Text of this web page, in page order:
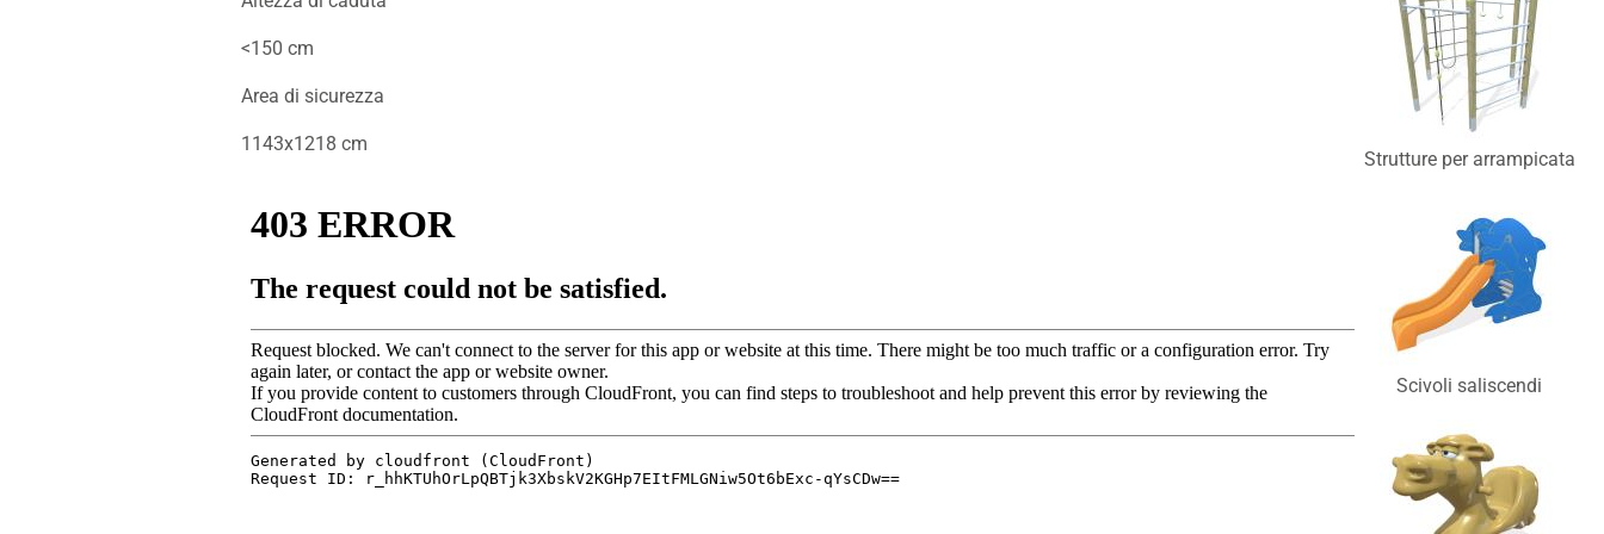
Strutture per arrampicata
Scivoli saliscendi
<150 cm
Area di sicurezza
1143x1218 cm